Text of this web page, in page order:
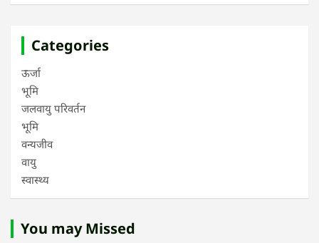
Categories
ऊर्जा
भूमि
जलवायु परिवर्तन
भूमि
वन्यजीव
वायु
स्वास्थ्य
You may Missed